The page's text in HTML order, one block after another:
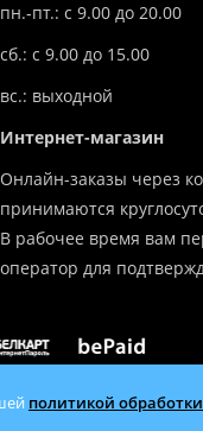
пн.-пт.: с 9.00 до 20.00
сб.: с 9.00 до 15.00
вс.: выходной
Интернет-магазин
Онлайн-заказы через
принимаются
В рабочее время вам
оператор для
по всей
политикой